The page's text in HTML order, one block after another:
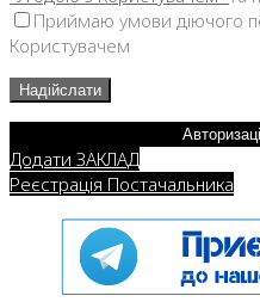
Приймаю умови діючого
Користувачем
Додати ЗАКЛАД
Реєстрація Постачальника